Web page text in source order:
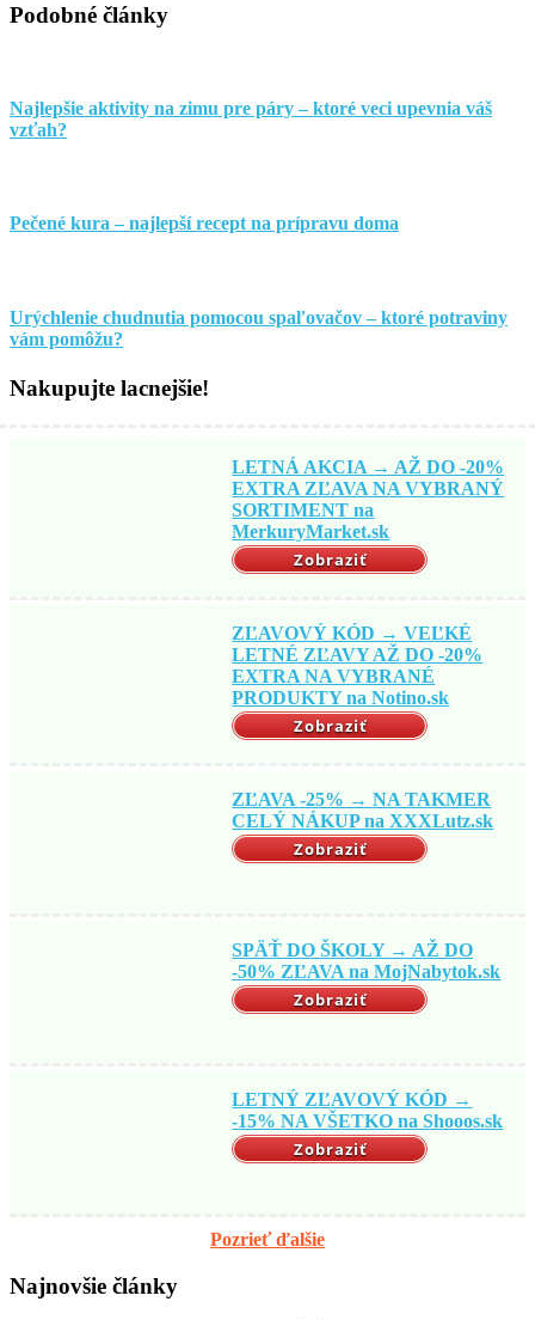
Podobné články
Najlepšie aktivity na zimu pre páry – ktoré veci upevnia váš
vzťah?
Pečené kura – najlepší recept na prípravu doma
Urýchlenie chudnutia pomocou spaľovačov – ktoré potraviny
vám pomôžu?
Nakupujte lacnejšie!
LETNÁ AKCIA → AŽ DO -20%
EXTRA ZĽAVA NA VYBRANÝ
SORTIMENT na
MerkuryMarket.sk
Zobraziť
ZĽAVOVÝ KÓD → VEĽKÉ
LETNÉ ZĽAVY AŽ DO -20%
EXTRA NA VYBRANÉ
PRODUKTY na Notino.sk
Zobraziť
ZĽAVA -25% → NA TAKMER
CELÝ NÁKUP na XXXLutz.sk
Zobraziť
SPÄŤ DO ŠKOLY → AŽ DO
-50% ZĽAVA na MojNabytok.sk
Zobraziť
LETNÝ ZĽAVOVÝ KÓD →
-15% NA VŠETKO na Shooos.sk
Zobraziť
Pozrieť ďalšie
Najnovšie články